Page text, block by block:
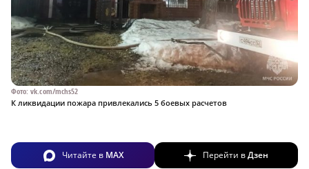
Фото: vk.com/mchs52
К ликвидации пожара привлекались 5 боевых расчетов
Читайте в MAX Перейти вДзен